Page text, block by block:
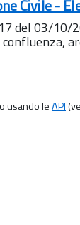
Civile -
del 03/10/
usando leAPI